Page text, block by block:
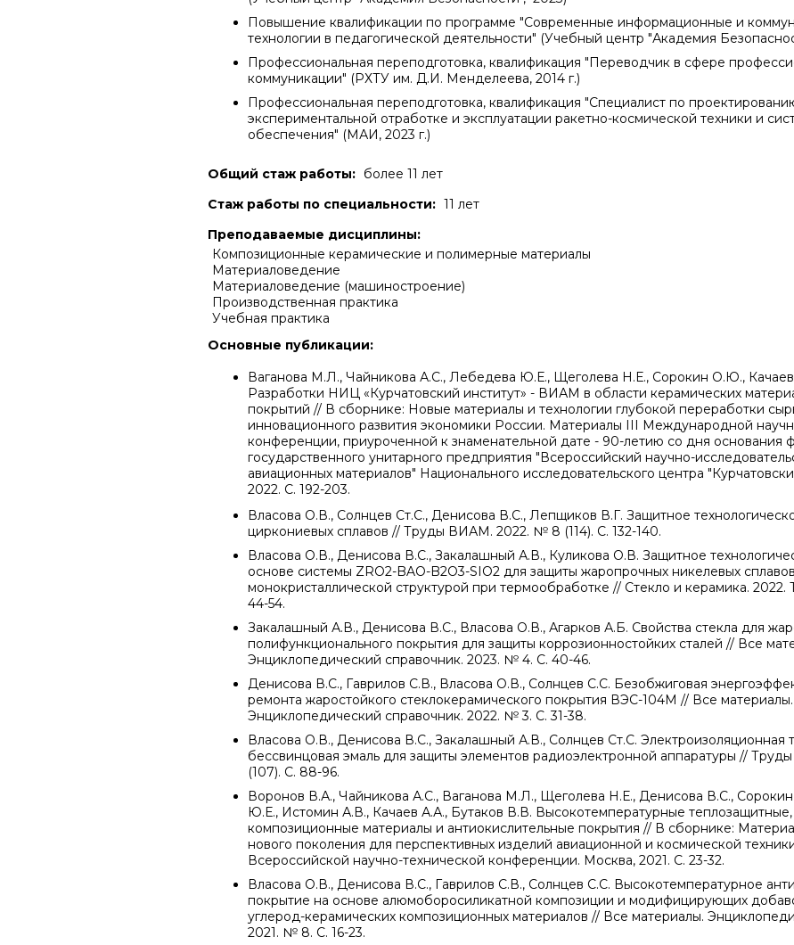
Повышение квалификации по программе "Современные информационные и
технологии в педагогической деятельности" (Учебный центр "Академия
Профессиональная переподготовка, квалификация "Переводчик в сфере
коммуникации" (РХТУ им. Д.И. Менделеева, 2014 г.)
Профессиональная переподготовка, квалификация "Специалист по
экспериментальной отработке и эксплуатации ракетно-космической техники и
обеспечения" (МАИ, 2023 г.)
Общий стаж работы: более 11 лет
Стаж работы по специальности: 11 лет
Преподаваемые дисциплины:
Композиционные керамические и полимерные материалы
Материаловедение
Материаловедение (машиностроение)
Производственная практика
Учебная практика
Основные публикации:
Ваганова М.Л., Чайникова А.С., Лебедева Ю.Е., Щеголева Н.Е., Сорокин О.Ю.,
Разработки НИЦ «Курчатовский институт» - ВИАМ в области керамических
покрытий // В сборнике: Новые материалы и технологии глубокой переработки
инновационного развития экономики России. Материалы III Международной
конференции, приуроченной к знаменательной дате - 90-летию со дня основания
государственного унитарного предприятия "Всероссийский научно-
авиационных материалов" Национального исследовательского центра
2022. С. 192-203.
Власова О.В., Солнцев Ст.С., Денисова В.С., Лепщиков В.Г. Защитное
циркониевых сплавов // Труды ВИАМ. 2022. № 8 (114). С. 132-140.
Власова О.В., Денисова В.С., Закалашный А.В., Куликова О.В. Защитное
основе системы ZRO2-BAO-B2O3-SIO2 для защиты жаропрочных никелевых
монокристаллической структурой при термообработке // Стекло и керамика. 2022.
44-54.
Закалашный А.В., Денисова В.С., Власова О.В., Агарков А.Б. Свойства стекла для
полифункционального покрытия для защиты коррозионностойких сталей // Все
Энциклопедический справочник. 2023. № 4. С. 40-46.
Денисова В.С., Гаврилов С.В., Власова О.В., Солнцев С.С. Безобжиговая
ремонта жаростойкого стеклокерамического покрытия ВЭС-104М // Все материалы.
Энциклопедический справочник. 2022. № 3. С. 31-38.
Власова О.В., Денисова В.С., Закалашный А.В., Солнцев Ст.С. Электроизоляционная
бессвинцовая эмаль для защиты элементов радиоэлектронной аппаратуры //
(107). С. 88-96.
Воронов В.А., Чайникова А.С., Ваганова М.Л., Щеголева Н.Е., Денисова В.С.,
Ю.Е., Истомин А.В., Качаев А.А., Бутаков В.В. Высокотемпературные
композиционные материалы и антиокислительные покрытия // В сборнике:
нового поколения для перспективных изделий авиационной и космической
Всероссийской научно-технической конференции. Москва, 2021. С. 23-32.
Власова О.В., Денисова В.С., Гаврилов С.В., Солнцев С.С. Высокотемпературное
покрытие на основе алюмоборосиликатной композиции и модифицирующих
углерод-керамических композиционных материалов // Все материалы.
2021. № 8. С. 16-23.